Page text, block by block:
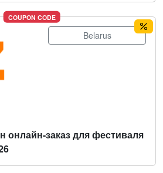
COUPON CODE
Belarus
онлайн-заказ для фестиваля